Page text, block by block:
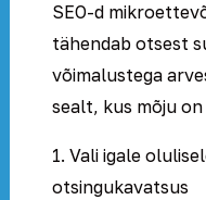
SEO-d
tähendab otsest
võimalustega
sealt, kus mõju
1. Vali igale
otsingukavatsus